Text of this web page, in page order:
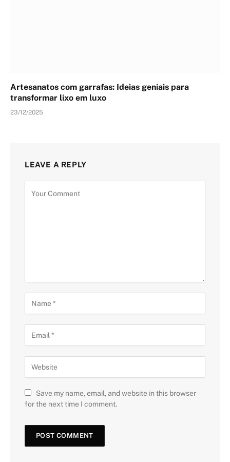
Artesanatos com garrafas: Ideias geniais para
transformar lixo em luxo
23/12/2025
LEAVE A REPLY
Save my name, email, and website in this browser
for the next time I comment.